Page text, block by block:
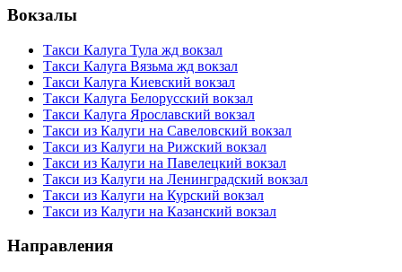
Вокзалы
Такси Калуга Тула жд вокзал
Такси Калуга Вязьма жд вокзал
Такси Калуга Киевский вокзал
Такси Калуга Белорусский вокзал
Такси Калуга Ярославский вокзал
Такси из Калуги на Савеловский вокзал
Такси из Калуги на Рижский вокзал
Такси из Калуги на Павелецкий вокзал
Такси из Калуги на Ленинградский вокзал
Такси из Калуги на Курский вокзал
Такси из Калуги на Казанский вокзал
Направления